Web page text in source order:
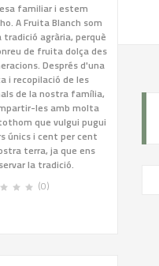
familiar i estem
A Fruita Blanch som
agrària, perquè
de fruita dolça des
Després d'una
i recopilació de les
de la nostra família,
les amb molta
que vulgui pugui
únics i cent per cent
terra, ja que ens
la tradició.
(0)